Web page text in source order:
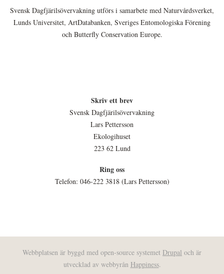
Svensk Dagfjärilsövervakning utförs i samarbete med Naturvårdsverket,
Lunds Universitet, ArtDatabanken, Sveriges Entomologiska Förening
och Butterfly Conservation Europe.
Skriv ett brev
Svensk Dagfjärilsövervakning
Lars Pettersson
Ekologihuset
223 62 Lund
Ring oss
Telefon: 046-222 3818 (Lars Pettersson)
Webbplatsen är byggd med open-source systemet Drupal och är
utvecklad av webbyrån Happiness.